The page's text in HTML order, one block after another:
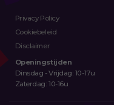
Privacy Policy
Cookiebeleid
Disclaimer
Openingstijden
Dinsdag - Vrijdag: 10-17u
Zaterdag: 10-16u